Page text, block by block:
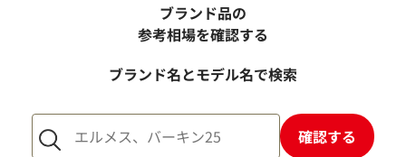
ショパール ネックレス ペンダントトップ
ショパール ハッ
ブランド品の
参考相場を確認する
ブランド名とモデル名で検索
確認する